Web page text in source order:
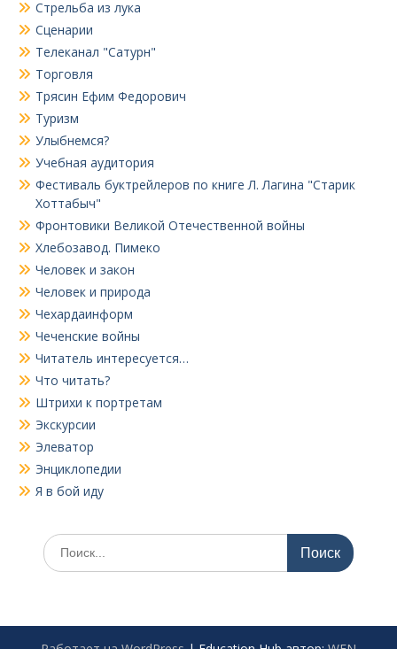
Стрельба из лука
Сценарии
Телеканал "Сатурн"
Торговля
Трясин Ефим Федорович
Туризм
Улыбнемся?
Учебная аудитория
Фестиваль буктрейлеров по книге Л. Лагина "Старик
Хоттабыч"
Фронтовики Великой Отечественной войны
Хлебозавод. Пимеко
Человек и закон
Человек и природа
Чехардаинформ
Чеченские войны
Читатель интересуется…
Что читать?
Штрихи к портретам
Экскурсии
Элеватор
Энциклопедии
Я в бой иду
Поиск
по: